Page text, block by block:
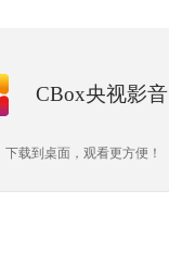
CBox央视影音
下载到桌面，观看更方便！